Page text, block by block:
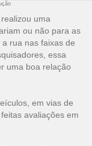
uma
ou não para as
rua nas faixas de
essa
uma boa relação
em vias de
avaliações em